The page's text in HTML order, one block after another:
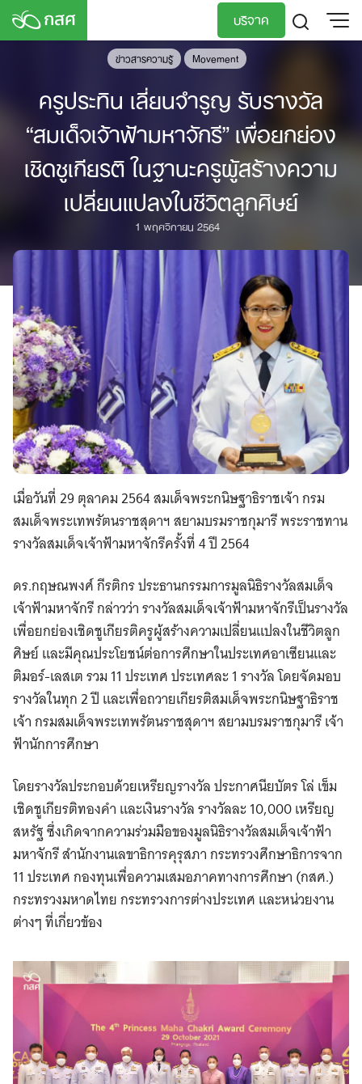
Skip
บริจาค
ข่าวสารความรู้ Movement
ครูประทิน เลี่ยนจำรูญ รับรางวัล
“สมเด็จเจ้าฟ้ามหาจักรี” เพื่อยกย่อง
เชิดชูเกียรติ ในฐานะครูผู้สร้างความ
เปลี่ยนแปลงในชีวิตลูกศิษย์
1 พฤศจิกายน 2564
เมื่อวันที่ 29 ตุลาคม 2564 สมเด็จพระกนิษฐาธิราชเจ้า กรม
สมเด็จพระเทพรัตนราชสุดาฯ สยามบรมราชกุมารี พระราชทาน
รางวัลสมเด็จเจ้าฟ้ามหาจักรีครั้งที่ 4 ปี 2564
ดร.กฤษณพงศ์ กีรติกร ประธานกรรมการมูลนิธิรางวัลสมเด็จ
เจ้าฟ้ามหาจักรีกล่าวว่า รางวัลสมเด็จเจ้าฟ้ามหาจักรีเป็นรางวัล
เพื่อยกย่องเชิดชูเกียรติครูผู้สร้างความเปลี่ยนแปลงในชีวิตลูก
ศิษย์ และมีคุณประโยชน์ต่อการศึกษาในประเทศอาเซียนและ
ติมอร์-เลสเต รวม 11 ประเทศ ประเทศละ 1 รางวัล โดยจัดมอบ
รางวัลในทุก 2 ปี และเพื่อถวายเกียรติสมเด็จพระกนิษฐาธิราช
เจ้า กรมสมเด็จพระเทพรัตนราชสุดาฯ สยามบรมราชกุมารี เจ้า
ฟ้านักการศึกษา
โดยรางวัลประกอบด้วยเหรียญรางวัล ประกาศนียบัตร โล่ เข็ม
เชิดชูเกียรติทองคำ และเงินรางวัล รางวัลละ 10,000 เหรียญ
สหรัฐ ซึ่งเกิดจากความร่วมมือของมูลนิธิรางวัลสมเด็จเจ้าฟ้า
มหาจักรี สำนักงานเลขาธิการคุรุสภา กระทรวงศึกษาธิการจาก
11 ประเทศ กองทุนเพื่อความเสมอภาคทางการศึกษา (กสศ.)
กระทรวงมหาดไทย กระทรวงการต่างประเทศ และหน่วยงาน
ต่างๆ ที่เกี่ยวข้อง